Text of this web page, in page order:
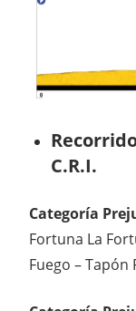
C.R.I.
Categoría
Fortuna La
Fuego – Tapón